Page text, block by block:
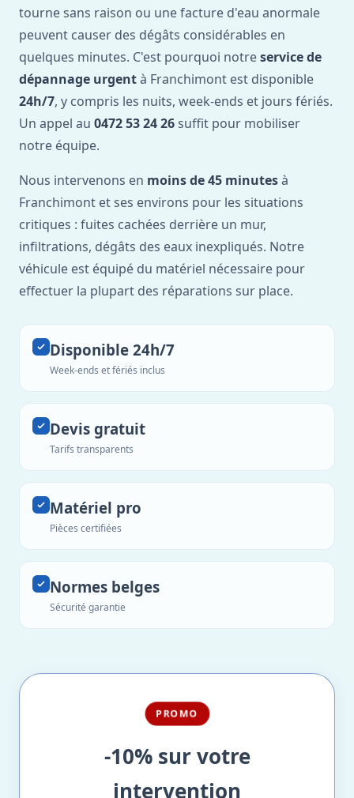
tourne sans raison ou une facture d'eau anormale
peuvent causer des dégâts considérables en
quelques minutes. C'est pourquoi notreservice de
dépannage urgentà Franchimont est disponible
24h/7, y compris les nuits, week-ends et jours fériés.
Un appel au 0472 53 24 26 suffit pour mobiliser
notre équipe.
Nous intervenons en moins de 45 minutesà
Franchimont et ses environs pour les situations
critiques : fuites cachées derrière un mur,
infiltrations, dégâts des eaux inexpliqués. Notre
véhicule est équipé du matériel nécessaire pour
effectuer la plupart des réparations sur place.
Disponible 24h/7
Week-ends et fériés inclus
Devis gratuit
Tarifs transparents
Matériel pro
Pièces certifiées
Normes belges
Sécurité garantie
PROMO
-10% sur votre
intervention